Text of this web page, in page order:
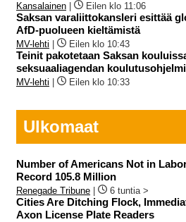
Kansalainen Eilen klo 11:06
Saksan varaliittokansleri esittää
AfD-puolueen kieltämistä
MV-lehti Eilen klo 10:43
Teinit pakotetaan Saksan
seksuaaliagendan
MV-lehti Eilen klo 10:33
Ulkomaat
Number of Americans Not in
Record 105.8 Million
Renegade Tribune 6 tuntia >
Cities Are Ditching Flock,
Axon License Plate Readers